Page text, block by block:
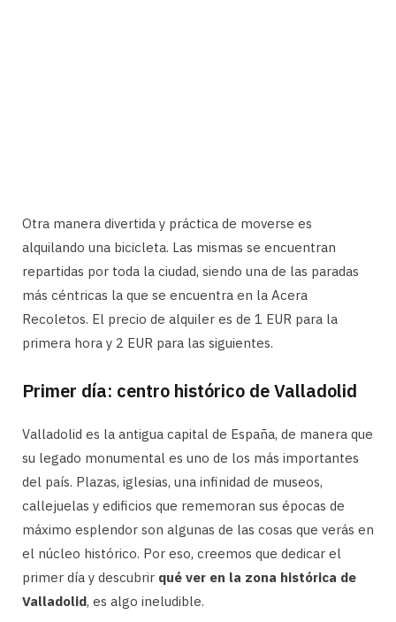
Otra manera divertida y práctica de moverse es
alquilando una bicicleta. Las mismas se encuentran
repartidas por toda la ciudad, siendo una de las paradas
más céntricas la que se encuentra en la Acera
Recoletos. El precio de alquiler es de 1 EUR para la
primera hora y 2 EUR para las siguientes.
Primer día: centro histórico de Valladolid
Valladolid es la antigua capital de España, de manera que
su legado monumental es uno de los más importantes
del país. Plazas, iglesias, una infinidad de museos,
callejuelas y edificios que rememoran sus épocas de
máximo esplendor son algunas de las cosas que verás en
el núcleo histórico. Por eso, creemos que dedicar el
primer día y descubrir qué ver en la zona histórica de
Valladolid, es algo ineludible.